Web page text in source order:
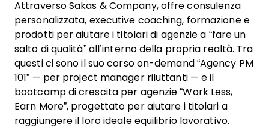
Attraverso Sakas & Company, offre consulenza
personalizzata, executive coaching, formazione e
prodotti per aiutare i titolari di agenzie a “fare un
salto di qualità” all’interno della propria realtà. Tra
questi ci sono il suo corso on-demand “Agency PM
101” — per project manager riluttanti — e il
bootcamp di crescita per agenzie “Work Less,
Earn More”, progettato per aiutare i titolari a
raggiungere il loro ideale equilibrio lavorativo.